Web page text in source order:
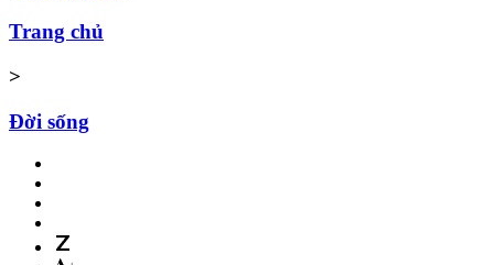
Trang chủ
>
Đời sống